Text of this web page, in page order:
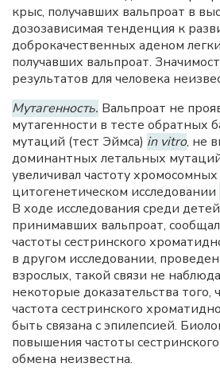
крыс, получавших вальпроат в
дозозависимая тенденция к
доброкачественных аденом
получавших вальпроат.
результатов для человека
Мутагенность. Вальпроат не
мутагенности в тесте обратных
мутаций (тест Эймса) in vitro, не
доминантных летальных
увеличивал частоту
цитогенетическом исследовании
В ходе исследования среди
принимавших вальпроат,
частоты сестринского
в другом исследовании,
взрослых, такой связи не
некоторые доказательства того,
частота сестринского
быть связана с эпилепсией.
повышения частоты
обмена неизвестна.